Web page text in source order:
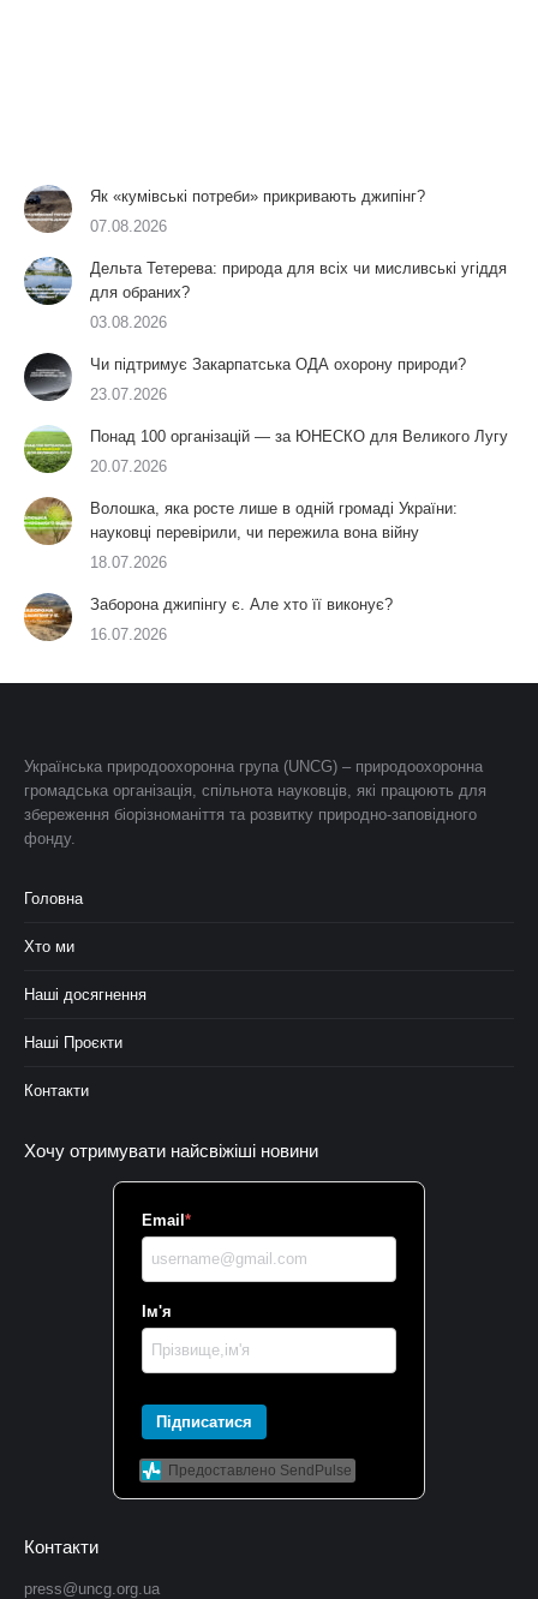
Як «кумівські потреби» прикривають джипінг?
07.08.2026
Дельта Тетерева: природа для всіх чи мисливські угіддя
для обраних?
03.08.2026
Чи підтримує Закарпатська ОДА охорону природи?
23.07.2026
Понад 100 організацій — за ЮНЕСКО для Великого Лугу
20.07.2026
Волошка, яка росте лише в одній громаді України:
науковці перевірили, чи пережила вона війну
18.07.2026
Заборона джипінгу є. Але хто її виконує?
16.07.2026
Українська природоохоронна група (UNCG) – природоохоронна
громадська організація, спільнота науковців, які працюють для
збереження біорізноманіття та розвитку природно-заповідного
фонду.
Головна
Хто ми
Наші досягнення
Наші Проєкти
Контакти
Хочу отримувати найсвіжіші новини
Email *
Ім'я
Підписатися
Предоставлено SendPulse
Контакти
press@uncg.org.ua